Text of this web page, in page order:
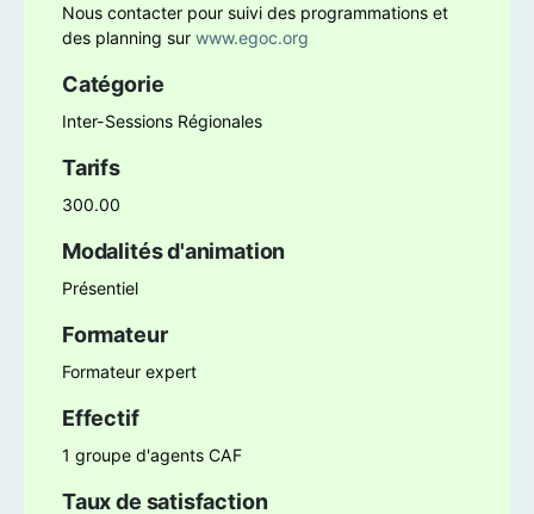
Nous contacter pour suivi des programmations et
des planning sur www.egoc.org
Catégorie
Inter-Sessions Régionales
Tarifs
300.00
Modalités d'animation
Présentiel
Formateur
Formateur expert
Effectif
1 groupe d'agents CAF
Taux de satisfaction